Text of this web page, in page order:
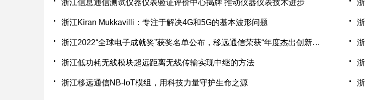
浙江信息通信测试仪器仪表验证评价中心揭牌 推动仪器仪表技术进步
浙江Kiran Mukkavilli：专注于解决4G和5G的基本波形问题
浙江2022“全球电子成就奖”获奖名单公布，移远通信荣获“年度杰出创新企业”奖
浙江低功耗无线模块超远距离无线传输实现中继的方法
浙江移远通信NB-loT模组，用科技力量守护生命之源